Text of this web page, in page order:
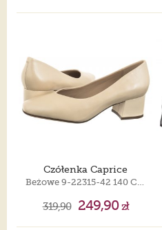
Czółenka Caprice
Beżowe 9-22315-42 140 Cream Perlato
319,90 249,90zł